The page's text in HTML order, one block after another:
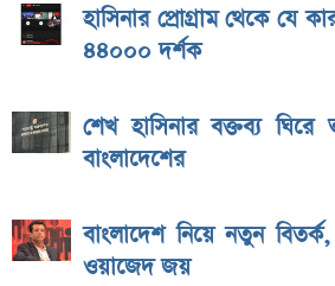
হাসিনার প্রোগ্রাম থেকে যে
৪৪০০০ দর্শক
শেখ হাসিনার বক্তব্য ঘিরে
বাংলাদেশের
বাংলাদেশ নিয়ে নতুন
ওয়াজেদ জয়